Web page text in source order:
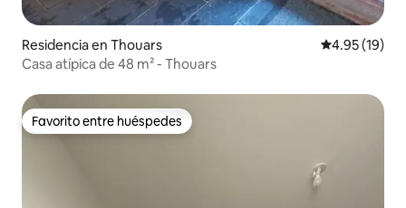
Residencia en Thouars Calificación
4.95 (19)
Casa atípica de 48 m² - Thouars
Favorito entre huéspedes
Favorito entre huéspedes